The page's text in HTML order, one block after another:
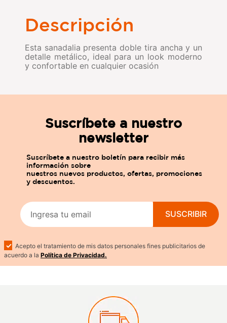
Descripción
Esta sanadalia presenta doble tira ancha y un
detalle metálico, ideal para un look moderno
y confortable en cualquier ocasión
Suscríbete a nuestro
newsletter
SUSCRIBIR
Acepto el tratamiento de mis datos personales fines publicitarios de
acuerdo a la Política de Privacidad.